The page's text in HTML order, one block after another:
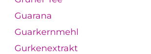
Guarana
Guarkernmehl
Gurkenextrakt